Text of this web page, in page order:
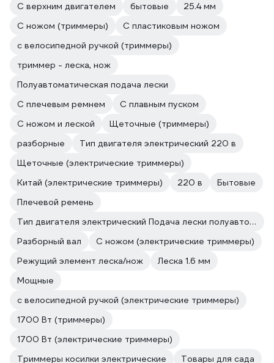
С верхним двигателем
бытовые
25.4 мм
С ножом (триммеры)
С пластиковым ножом
с велосипедной ручкой (триммеры)
триммер - леска, нож
Полуавтоматическая подача лески
С плечевым ремнем
С плавным пуском
С ножом и леской
Щеточные (триммеры)
разборные
Тип двигателя электрический 220 в
Щеточные (электрические триммеры)
Китай (электрические триммеры)
220 в
Бытовые
Плечевой ремень
Тип двигателя электрический Подача лески полуавтоматическая
Разборный вал
С ножом (электрические триммеры)
Режущий элемент леска/нож
Леска 1.6 мм
Мощные
с велосипедной ручкой (электрические триммеры)
1700 Вт (триммеры)
1700 Вт (электрические триммеры)
Триммеры косилки электрические
Товары для сада